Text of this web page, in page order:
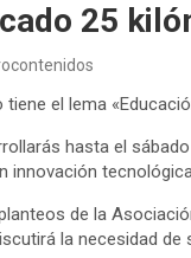
25
tiene el lema
hasta el
innovación
de la
la necesidad